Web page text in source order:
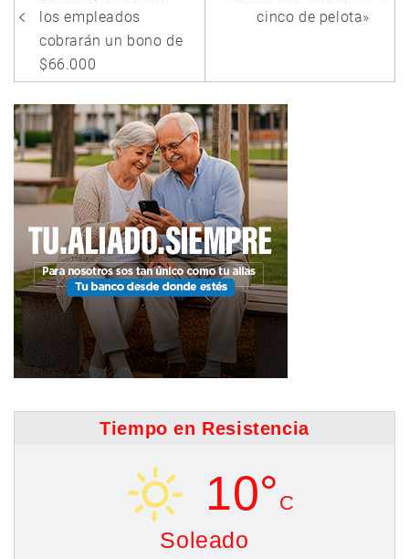
entradas
los empleados
cobrarán un bono de
$66.000
cinco de pelota»
Tiempo en Resistencia
10° C
Soleado